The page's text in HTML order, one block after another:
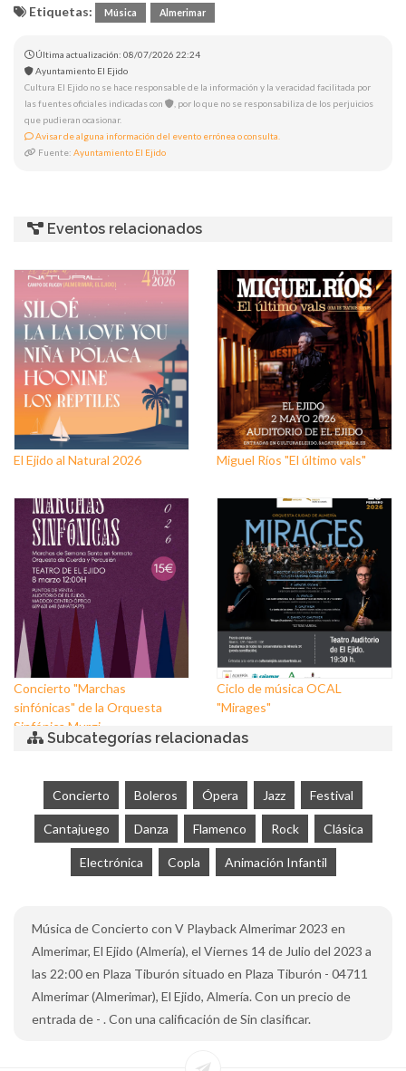
Etiquetas: Música Almerimar
Última actualización: 08/07/2026 22:24
Ayuntamiento El Ejido
Cultura El Ejido no se hace responsable de la información y la veracidad facilitada por
las fuentes oficiales indicadas con
, por lo que no se responsabiliza de los perjuicios
que pudieran ocasionar.
Avisar de alguna información del evento errónea o consulta.
Fuente: Ayuntamiento El Ejido
Eventos relacionados
El Ejido al Natural 2026 Miguel Ríos "El último vals"
Concierto "Marchas
sinfónicas" de la Orquesta
Sinfónica Murgi
Ciclo de música OCAL
"Mirages"
Subcategorías relacionadas
Concierto Boleros Ópera Jazz Festival
Cantajuego Danza Flamenco Rock Clásica
Electrónica Copla Animación Infantil
Música de Concierto con V Playback Almerimar 2023 en
Almerimar, El Ejido (Almería), el Viernes 14 de Julio del 2023 a
las 22:00 en Plaza Tiburón situado en Plaza Tiburón - 04711
Almerimar (Almerimar), El Ejido, Almería. Con un precio de
entrada de - . Con una calificación de Sin clasificar.